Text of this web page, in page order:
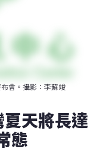
會。攝影：李蘇竣
天將長達
態